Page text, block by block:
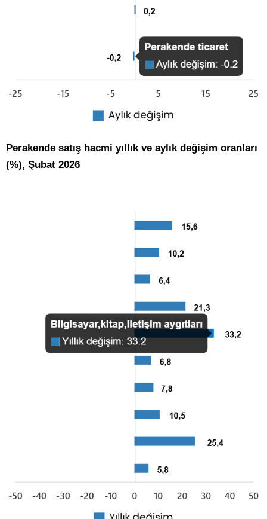
Perakende satış hacmi yıllık ve aylık değişim oranları
(%), Şubat 2026